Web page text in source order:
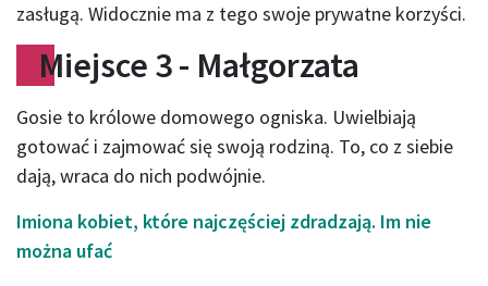
zasługą. Widocznie ma z tego swoje prywatne korzyści.
Miejsce 3 - Małgorzata
Gosie to królowe domowego ogniska. Uwielbiają
gotować i zajmować się swoją rodziną. To, co z siebie
dają, wraca do nich podwójnie.
Imiona kobiet, które najczęściej zdradzają. Im nie
można ufać